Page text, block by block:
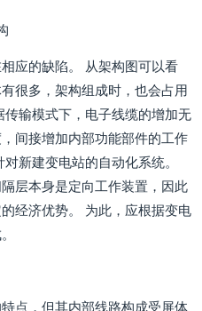
应的缺陷。 从架构图可以看
很多，架构组成时，也会占用
输模式下，电子线缆的增加无
间接增加内部功能部件的工作
新建变电站的自动化系统。
层本身是定向工作装置，因此
经济优势。 为此，应根据变电
点，但其内部线路构成受屏体